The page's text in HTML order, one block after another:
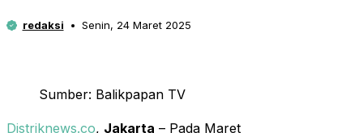
redaksi Senin, 24 Maret 2025
Sumber: Balikpapan TV
Distriknews.co, Jakarta – Pada Maret